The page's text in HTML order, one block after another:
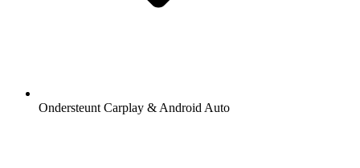
Ondersteunt Carplay & Android Auto